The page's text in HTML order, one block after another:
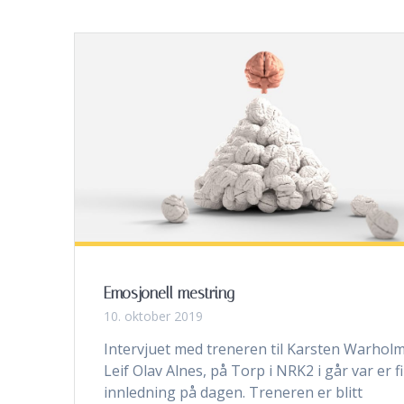
Emosjonell mestring
10. oktober 2019
Intervjuet med treneren til Karsten
Leif Olav Alnes, på Torp i NRK2 i går var er
innledning på dagen. Treneren er blitt